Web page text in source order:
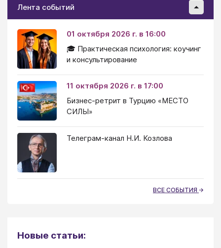
Лента событий
01 октября 2026 г. в 16:00
🎓 Практическая психология: коучинг
и консультирование
11 октября 2026 г. в 17:00
Бизнес-ретрит в Турцию «МЕСТО
СИЛЫ»
Телеграм-канал Н.И. Козлова
ВСЕ СОБЫТИЯ
Новые статьи: